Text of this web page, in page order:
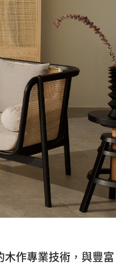
木作專業技術，與豐富